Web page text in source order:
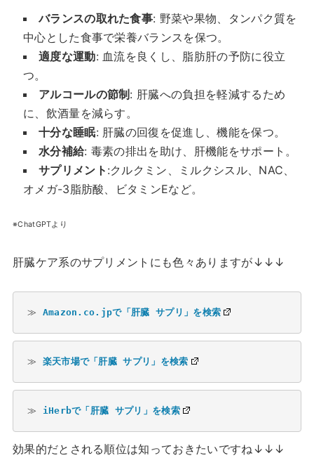
バランスの取れた食事: 野菜や果物、タンパク質を
中心とした食事で栄養バランスを保つ。
適度な運動: 血流を良くし、脂肪肝の予防に役立
つ。
アルコールの節制 : 肝臓への負担を軽減するため
に、飲酒量を減らす。
十分な睡眠: 肝臓の回復を促進し、機能を保つ。
水分補給: 毒素の排出を助け、肝機能をサポート。
サプリメント :クルクミン、ミルクシスル、NAC、
オメガ-3脂肪酸、ビタミンEなど。
※ChatGPTより
肝臓ケア系のサプリメントにも色々ありますが↓↓↓
≫ Amazon.co.jpで「肝臓 サプリ」を検索
≫ 楽天市場で「肝臓 サプリ」を検索
≫ iHerbで「肝臓 サプリ」を検索
効果的だとされる順位は知っておきたいですね↓↓↓